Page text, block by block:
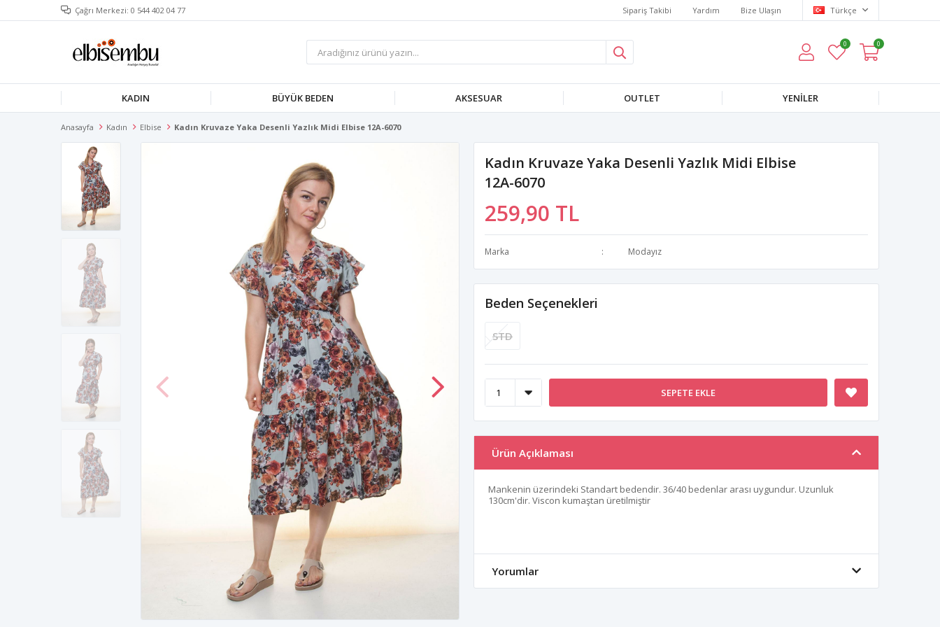
Çağrı Merkezi: 0 544 402 04 77 Sipariş Takibi Yardım Bize Ulaşın Türkçe
0 0
KADIN BÜYÜK BEDEN AKSESUAR OUTLET YENILER
Anasayfa Kadın Elbise Kadın Kruvaze Yaka Desenli Yazlık Midi Elbise 12A-6070
Kadın Kruvaze Yaka Desenli Yazlık Midi Elbise
12A-6070
259,90 TL
Marka Modayız
Beden Seçenekleri
STD
SEPETE EKLE
Ürün Açıklaması
Mankenin üzerindeki Standart bedendir. 36/40 bedenlar arası uygundur. Uzunluk
130cm'dir. Viscon kumaştan üretilmiştir
Yorumlar